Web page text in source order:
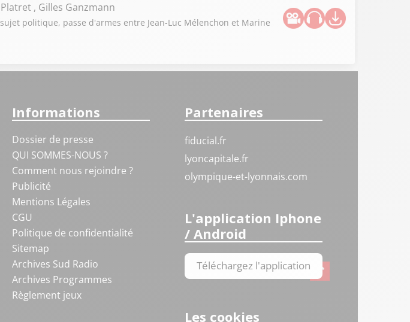
, Gilles Ganzmann
politique, passe d'armes entre Jean-Luc Mélenchon et Marine
Informations
Dossier de presse
QUI SOMMES-NOUS ?
Comment nous rejoindre ?
Publicité
Mentions Légales
CGU
Politique de confidentialité
Sitemap
Archives Sud Radio
Archives Programmes
Règlement jeux
Partenaires
fiducial.fr
lyoncapitale.fr
olympique-et-lyonnais.com
L'application Iphone
/ Android
Téléchargez l'application
Les cookies